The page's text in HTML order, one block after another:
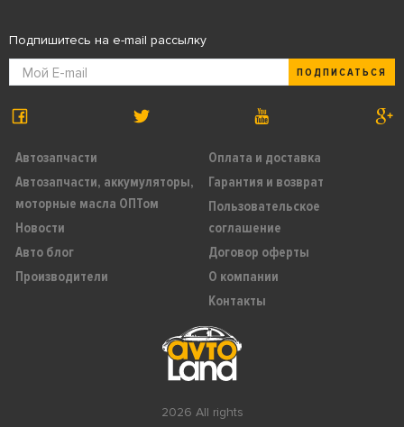
2026 All rights
Автозапчасти
Автозапчасти, аккумуляторы,
моторные масла ОПТом
Новости
Авто блог
Производители
Оплата и доставка
Гарантия и возврат
Пользовательское
соглашение
Договор оферты
О компании
Контакты
Подпишитесь на e-mail рассылку
ПОДПИСАТЬСЯ